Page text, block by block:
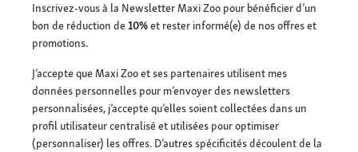
Inscrivez-vous à la Newsletter Maxi Zoo pour bénéficier d’un
bon de réduction de10%et rester informé(e) de nos offres et
promotions.
J’accepte que Maxi Zoo et ses partenaires utilisent mes
données personnelles pour m’envoyer des newsletters
personnalisées, j’accepte qu’elles soient collectées dans un
profil utilisateur centralisé et utilisées pour optimiser
(personnaliser) les offres. D’autres spécificités découlent de la